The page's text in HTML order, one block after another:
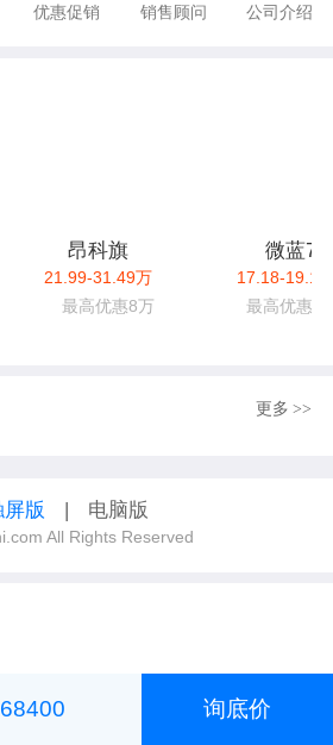
优惠促销 销售顾问 公司介绍
昂科旗
21.99-31.49万
最高优惠8万
微蓝7
17.18-19.18
最高优惠
更多 >>
屏版 | 电脑版
All Rights Reserved
询底价